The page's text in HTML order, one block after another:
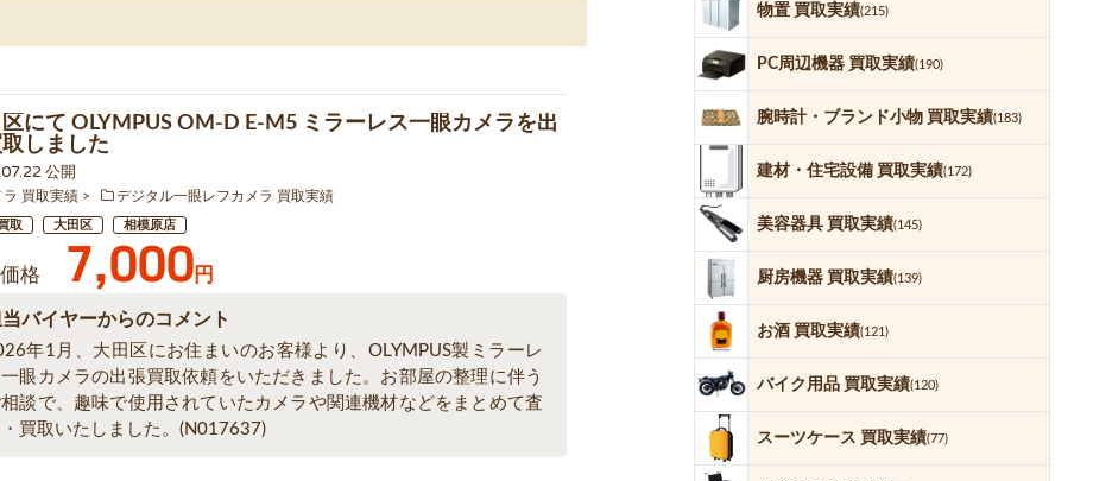
にて OLYMPUS OM-D E-M5 ミラーレス一眼カメラを出
しました
公開
ラ 買取実績 デジタル一眼レフカメラ 買取実績
取 大田区 相模原店
格 7,000円
バイヤーからのコメント
年1月、大田区にお住まいのお客様より、OLYMPUS製ミラーレ
一眼カメラの出張買取依頼をいただきました。お部屋の整理に伴う
相談で、趣味で使用されていたカメラや関連機材などをまとめて査
買取いたしました。(N017637)
物置 買取実績(215)
PC周辺機器 買取実績(190)
腕時計・ブランド小物 買取実績(183)
建材・住宅設備 買取実績(172)
美容器具 買取実績(145)
厨房機器 買取実績(139)
お酒 買取実績(121)
バイク用品 買取実績(120)
スーツケース 買取実績(77)